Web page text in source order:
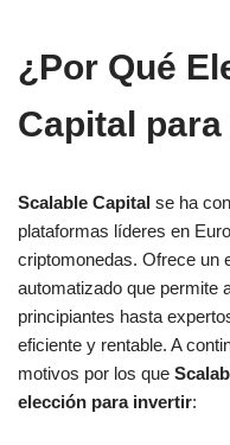
¿Por Qué
Capital
Scalable Capital se ha
plataformas líderes en
criptomonedas. Ofrece un
automatizado que permite
principiantes hasta
eficiente y rentable. A
motivos por los que
elección para invertir: